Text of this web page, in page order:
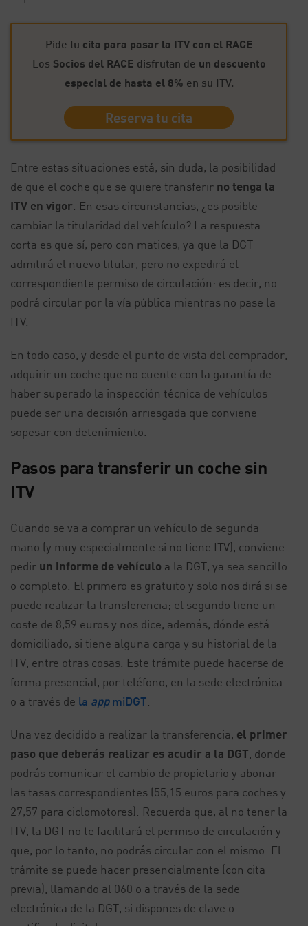
Pide tu cita para pasar la ITV con el RACE
Los Socios del RACE disfrutan de un descuento
especial de hasta el 8% en su ITV.
Reserva tu cita
Entre estas situaciones está, sin duda, la posibilidad
de que el coche que se quiere transferir no tenga la
ITV en vigor . En esas circunstancias, ¿es posible
cambiar la titularidad del vehículo? La respuesta
corta es que sí, pero con matices, ya que la DGT
admitirá el nuevo titular, pero no expedirá el
correspondiente permiso de circulación: es decir, no
podrá circular por la vía pública mientras no pase la
ITV.
En todo caso, y desde el punto de vista del comprador,
adquirir un coche que no cuente con la garantía de
haber superado la inspección técnica de vehículos
puede ser una decisión arriesgada que conviene
sopesar con detenimiento.
Pasos para transferir un coche sin
ITV
Cuando se va a comprar un vehículo de segunda
mano (y muy especialmente si no tiene ITV), conviene
pedir un informe de vehículo a la DGT, ya sea sencillo
o completo. El primero es gratuito y solo nos dirá si se
puede realizar la transferencia; el segundo tiene un
coste de 8,59 euros y nos dice, además, dónde está
domiciliado, si tiene alguna carga y su historial de la
ITV, entre otras cosas. Este trámite puede hacerse de
forma presencial, por teléfono, en la sede electrónica
o a través de la appmiDGT
Una vez decidido a realizar la transferencia, el primer
paso que deberás realizar es acudir a la DGT, donde
podrás comunicar el cambio de propietario y abonar
las tasas correspondientes (55,15 euros para coches y
27,57 para ciclomotores). Recuerda que, al no tener la
ITV, la DGT no te facilitará el permiso de circulación y
que, por lo tanto, no podrás circular con el mismo. El
trámite se puede hacer presencialmente (con cita
previa), llamando al 060 o a través de la sede
electrónica de la DGT, si dispones de clave o